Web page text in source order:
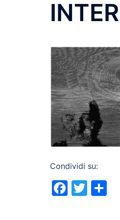
Condividi su: